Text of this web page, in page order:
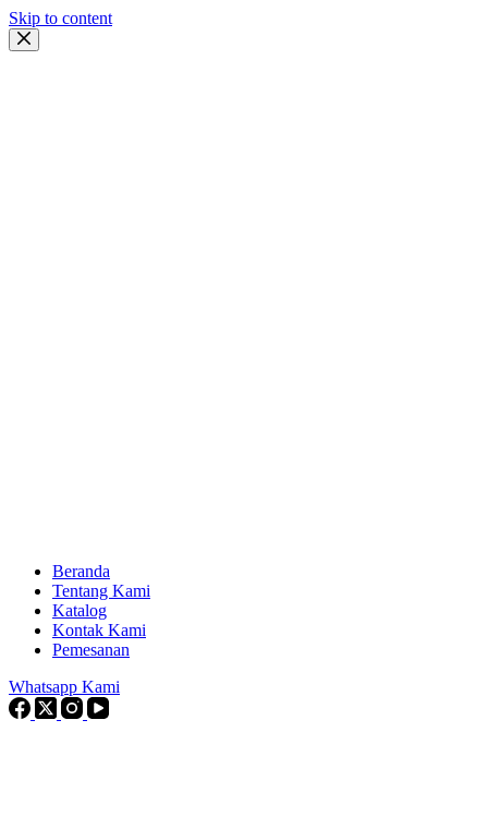
Skip to content
Beranda
Tentang Kami
Katalog
Kontak Kami
Pemesanan
Whatsapp Kami